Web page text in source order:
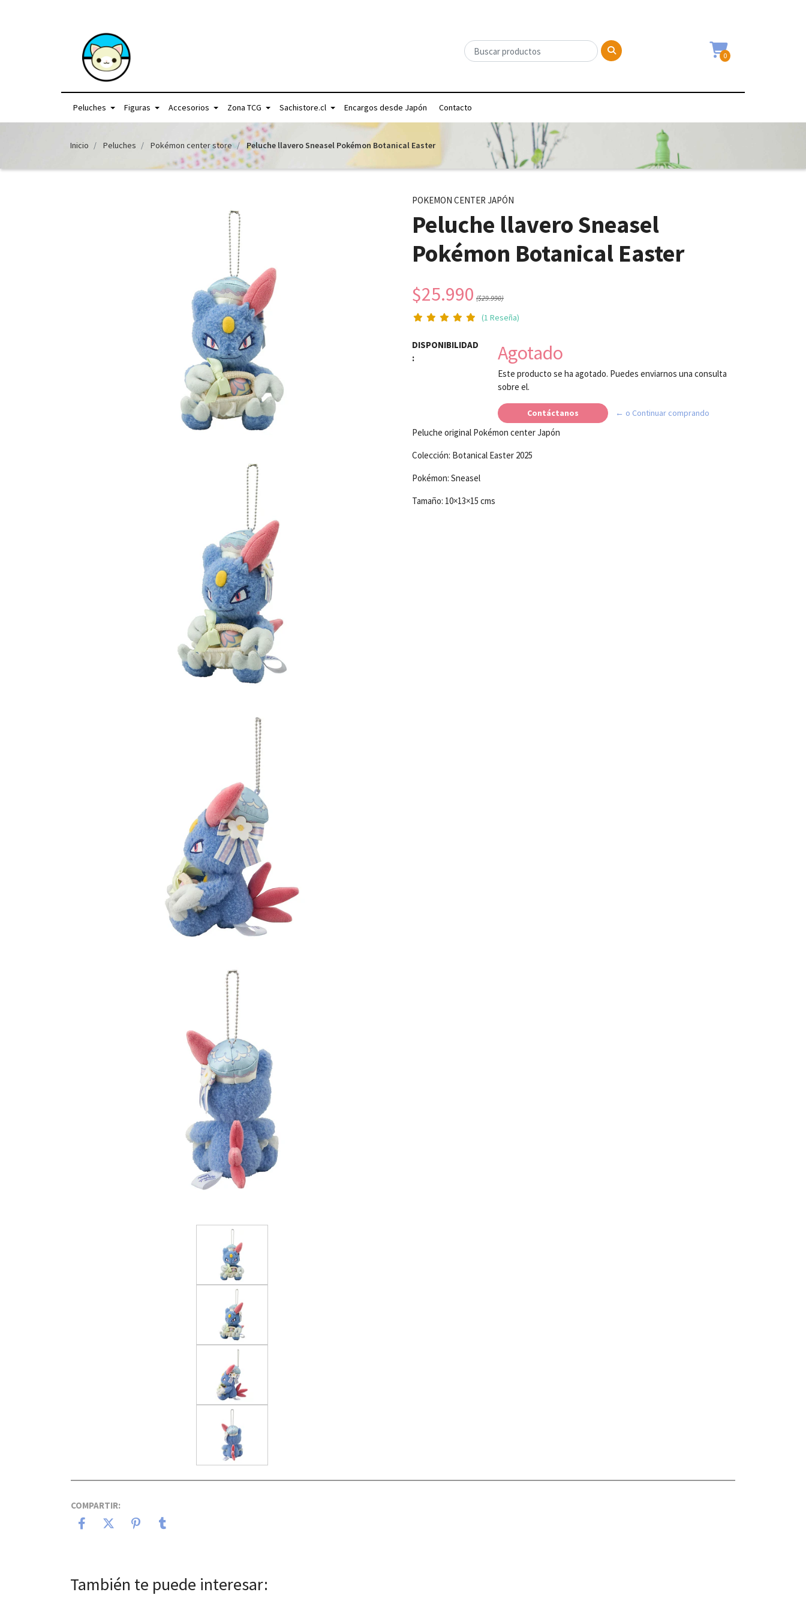
0
Peluches Figuras Accesorios Zona TCG Sachistore.cl Encargos desde Japón Contacto
Inicio Peluches Pokémon center store Peluche llavero Sneasel Pokémon Botanical Easter
POKEMON CENTER JAPÓN
Peluche llavero Sneasel
Pokémon Botanical Easter
$25.990 ($29.990)
(1 Reseña)
DISPONIBILIDAD
:
Agotado
Este producto se ha agotado. Puedes enviarnos una consulta
sobre el.
Contáctanos ← o Continuar comprando
Peluche original Pokémon center Japón
Colección: Botanical Easter 2025
Pokémon: Sneasel
Tamaño: 10×13×15 cms
COMPARTIR:
También te puede interesar: